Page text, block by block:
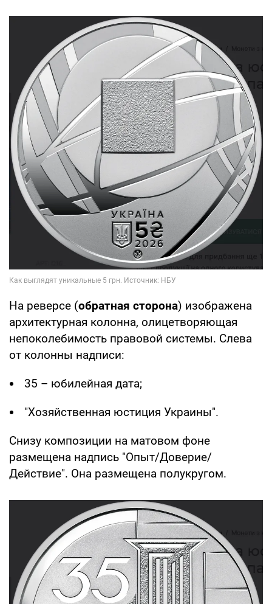
На реверсе (обратная сторона) изображена
архитектурная колонна, олицетворяющая
непоколебимость правовой системы. Слева
от колонны надписи:
35 – юбилейная дата;
"Хозяйственная юстиция Украины".
Снизу композиции на матовом фоне
размещена надпись "Опыт/Доверие/
Действие". Она размещена полукругом.